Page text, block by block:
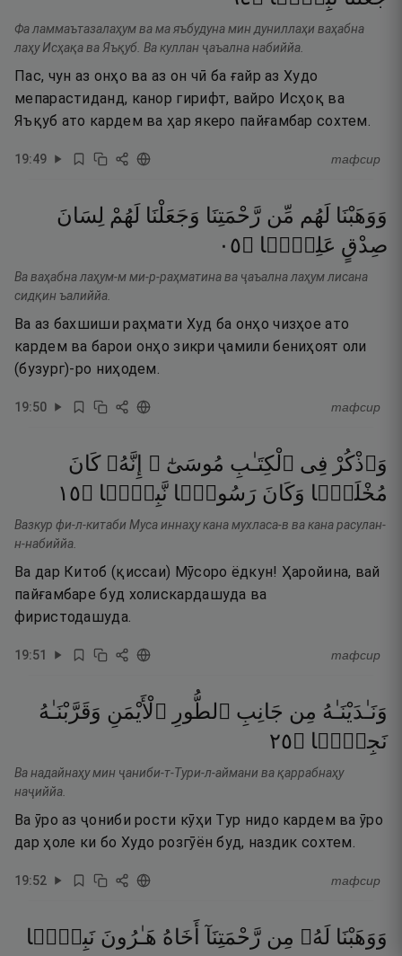
Фа ламмаътазалаҳум ва ма яъбудуна мин дуниллаҳи ваҳабна
лаҳу Исҳақа ва Яъқуб. Ва куллан ҷаъална набиййа.
Пас, чун аз онҳо ва аз он чӣ ба ғайр аз Худо
мепарастиданд, канор гирифт, вайро Исҳоқ ва
Яъқуб ато кардем ва ҳар якеро пайғамбар сохтем.
19:49 тафсир
وَوَهَبْنَا لَهُم مِّن رَّحْمَتِنَا وَجَعَلْنَا لَهُمْ لِسَانَ
صِدْقٍ عَلِيًّۭا ۝٥٠
Ва ваҳабна лаҳум-м ми-р-раҳматина ва ҷаъална лаҳум лисана
сидқин ъалиййа.
Ва аз бахшиши раҳмати Худ ба онҳо чизҳое ато
кардем ва барои онҳо зикри ҷамили бениҳоят оли
(бузург)-ро ниҳодем.
19:50 тафсир
وَٱذْكُرْ فِى ٱلْكِتَـٰبِ مُوسَىٰٓ ۚ إِنَّهُۥ كَانَ
مُخْلَصًۭا وَكَانَ رَسُولًۭا نَّبِيًّۭا ۝٥١
Вазкур фи-л-китаби Муса иннаҳу кана мухласа-в ва кана расулан-
н-набиййа.
Ва дар Китоб (қиссаи) Мӯсоро ёдкун! Ҳаройина, вай
пайғамбаре буд холискардашуда ва
фиристодашуда.
19:51 тафсир
وَنَـٰدَيْنَـٰهُ مِن جَانِبِ ٱلطُّورِ ٱلْأَيْمَنِ وَقَرَّبْنَـٰهُ
نَجِيًّۭا ۝٥٢
Ва надайнаҳу мин ҷаниби-т-Тури-л-аймани ва қаррабнаҳу
наҷиййа.
Ва ӯро аз ҷониби рости кӯҳи Тур нидо кардем ва ӯро
дар ҳоле ки бо Худо розгӯён буд, наздик сохтем.
19:52 тафсир
وَوَهَبْنَا لَهُۥ مِن رَّحْمَتِنَآ أَخَاهُ هَـٰرُونَ نَبِيًّۭا